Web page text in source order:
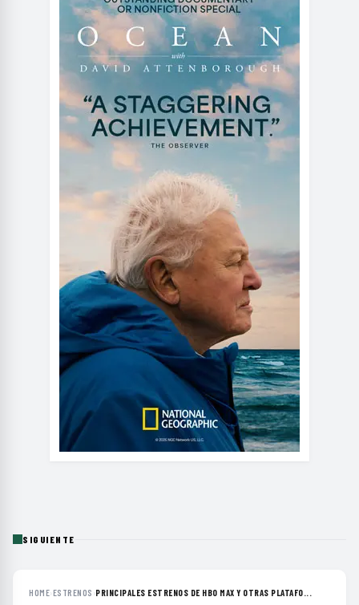
SIGUIENTE
HOME›ESTRENOS ›PRINCIPALES ESTRENOS DE HBO MAX Y OTRAS PLATAFO...